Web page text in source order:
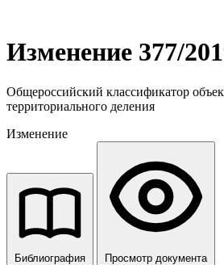
Изменение 377/
Общероссийский классификатор
территориального деления
Изменение
Библиография Просмотр документа